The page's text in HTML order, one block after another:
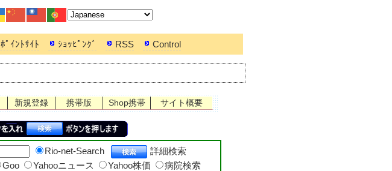
ﾎﾟｲﾝﾄｻｲﾄ ｼｮｯﾋﾟﾝｸﾞ RSS Control
サイト概要
Shop携帯
携帯版
新規登録
Rio-net-Search
詳細検索
Goo Yahooニュース Yahoo株価
病院検索